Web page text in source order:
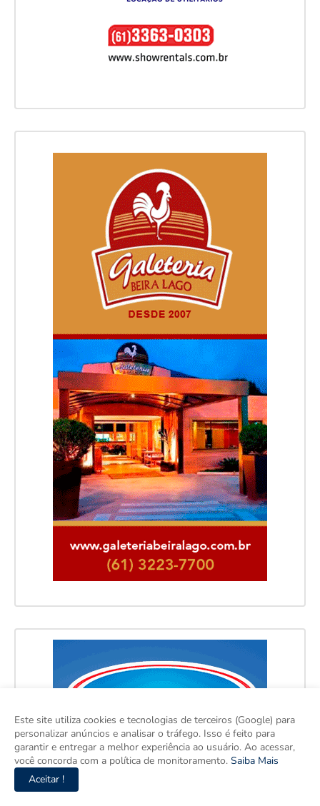
Este site utiliza cookies e tecnologias de terceiros (Google) para
personalizar anúncios e analisar o tráfego. Isso é feito para
garantir e entregar a melhor experiência ao usuário. Ao acessar,
você concorda com a política de monitoramento. Saiba Mais
Aceitar !